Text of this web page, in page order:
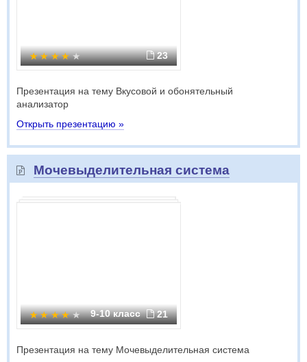
23
Презентация на тему Вкусовой и обонятельный
анализатор
Открыть презентацию »
Мочевыделительная система
9-10 класс 21
Презентация на тему Мочевыделительная система